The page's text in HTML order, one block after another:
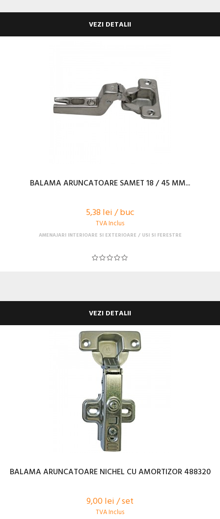
VEZI DETALII
BALAMA ARUNCATOARE SAMET 18 / 45 MM...
5,38 lei / buc
TVA Inclus
AMENAJARI INTERIOARE SI EXTERIOARE USI SI FERESTRE
VEZI DETALII
BALAMA ARUNCATOARE NICHEL CU AMORTIZOR 488320
9,00 lei / set
TVA Inclus